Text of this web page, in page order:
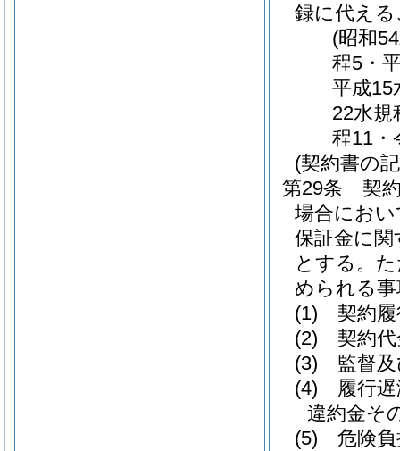
録に代え
(昭和
程5・
平成15
22水規
程11・
(契約書の
第29条
契
場合にお
保証金に
とする。
められる
(1)
契約
(2)
契約
(3)
監督
(4)
履行
違約金そ
(5)
危険